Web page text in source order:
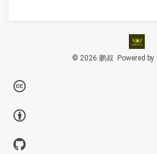
© 2026 鹏叔 Powered by